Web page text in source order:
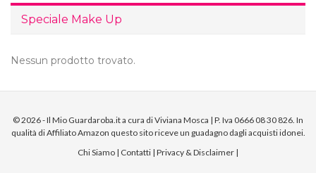
Speciale Make Up
Nessun prodotto trovato.
© 2026 - Il Mio Guardaroba.it a cura di Viviana Mosca | P. Iva 0666 08 30 826. In
qualità di Affiliato Amazon questo sito riceve un guadagno dagli acquisti idonei.
Chi Siamo | Contatti | Privacy & Disclaimer |